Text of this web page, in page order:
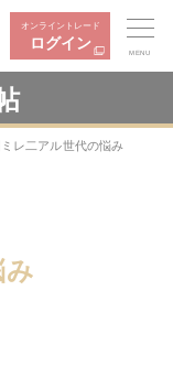
オンライントレード
ログイン
MENU
レ二アル世代の悩み
み